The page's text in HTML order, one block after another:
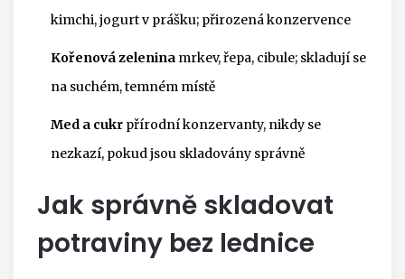
kimchi, jogurt v prášku; přirozená konzervence
Kořenová zelenina mrkev, řepa, cibule; skladují se
na suchém, temném místě
Med a cukr přírodní konzervanty, nikdy se
nezkazí, pokud jsou skladovány správně
Jak správně skladovat
potraviny bez lednice